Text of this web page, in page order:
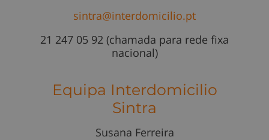
sintra@interdomicilio.pt
21 247 05 92 (chamada para rede fixa
nacional)
Equipa Interdomicilio
Sintra
Susana Ferreira